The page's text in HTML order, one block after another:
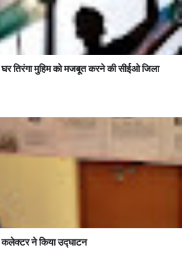
घर तिरंगा मुहिम को मजबूत करने की सीईओ जिला
कलेक्टर ने किया उद्घाटन